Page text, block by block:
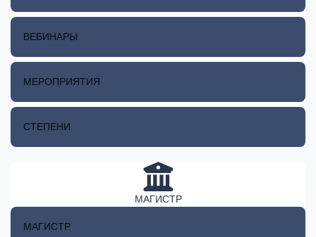
ВЕБИНАРЫ
МЕРОПРИЯТИЯ
СТЕПЕНИ
МАГИСТР
МАГИСТР